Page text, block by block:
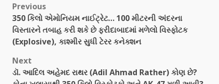
Previous
350 કિલો એમોનિયમ નાઈટ્રેટ… 100 મીટરની અંદરના
વિસ્તારને તબાહ કરી શકે છે ફરીદાબાદમાં મળેલો વિસ્ફોટક
(Explosive), કાશ્મીર સુધી ટેરર કનેક્શન
Next
ડૉ. આદિલ અહેમદ રાથર (Adil Ahmad Rather) કોણ છે?